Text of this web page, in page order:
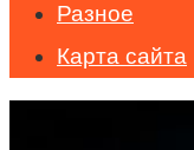
Разное
Карта сайта